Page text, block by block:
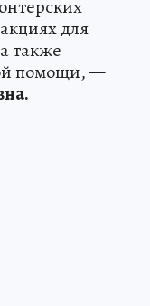
для
также
помощи,—